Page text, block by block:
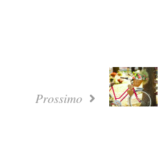
Prossimo